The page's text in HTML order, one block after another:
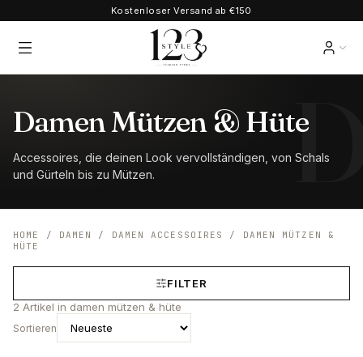
Kostenloser Versand ab €150
Damen Mützen & Hüte
Accessoires, die deinen Look vervollständigen, von Schals
und Gürteln bis zu Mützen.
HOME / DAMEN / DAMEN ACCESSOIRES /
DAMEN MÜTZEN &
HÜTE
FILTER
2 Artikel in damen mützen & hüte
Sortieren